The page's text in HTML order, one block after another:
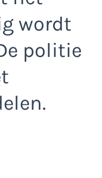
wordt
politie